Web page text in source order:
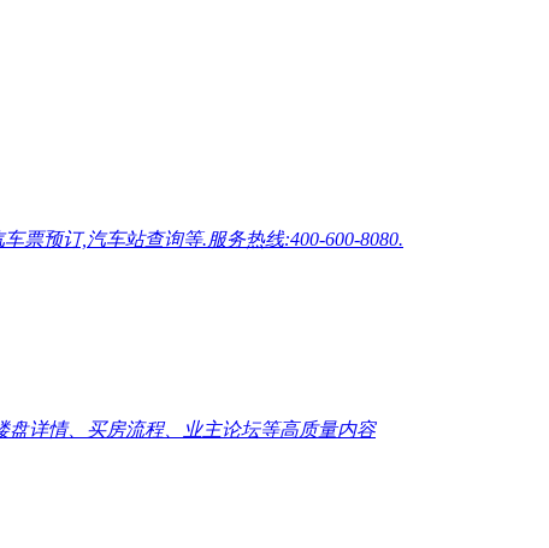
票预订,汽车站查询等.服务热线:400-600-8080.
详情、买房流程、业主论坛等高质量内容